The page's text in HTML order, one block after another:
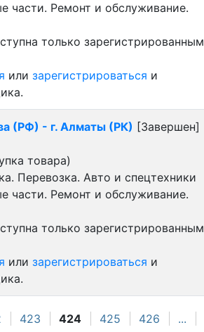
423 424 425 426 ...
части. Ремонт и обслуживание.
только зарегистрированным
или зарегистрироваться и
(РФ) - г. Алматы (РК) [Завершен]
товара)
Перевозка. Авто и спецтехники
части. Ремонт и обслуживание.
только зарегистрированным
или зарегистрироваться и